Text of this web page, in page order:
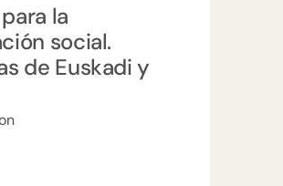
la
social.
de Euskadi y